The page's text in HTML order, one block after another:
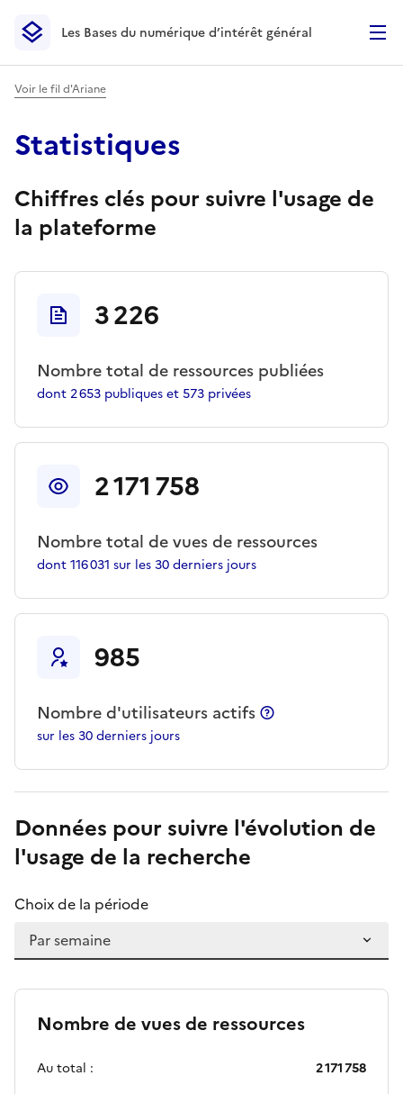
Les Bases du numérique d’intérêt général- Retour à la
Les Bases du numérique d’intérêt général
Voir le fil d'Ariane
Statistiques
Chiffres clés pour suivre l'usage de
la plateforme
3 226
Nombre total de ressources publiées
dont 2 653 publiques et573 privées
2 171 758
Nombre total de vues de ressources
dont116 031 sur les 30 derniers jours
985
Nombre d'utilisateurs actifs
sur les 30 derniers jours
Données pour suivre l'évolution de
l'usage de la recherche
Choix de la période
Nombre de vues de ressources
Au total : 2 171 758